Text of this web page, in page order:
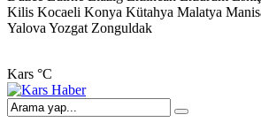
Kilis Kocaeli Konya Kütahya Malatya
Yalova Yozgat Zonguldak
Kars °C